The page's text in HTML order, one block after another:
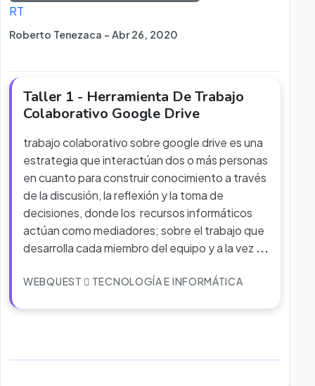
RT
Roberto Tenezaca - Abr 26, 2020
Taller 1 - Herramienta De Trabajo
Colaborativo Google Drive
trabajo colaborativo sobre google drive es una
estrategia que interactúan dos o más personas
en cuanto para construir conocimiento a través
de la discusión, la reflexión y la toma de
decisiones, donde los recursos informáticos
actúan como mediadores; sobre el trabajo que
desarrolla cada miembro del equipo y a la vez ...
WEBQUEST TECNOLOGÍA E INFORMÁTICA